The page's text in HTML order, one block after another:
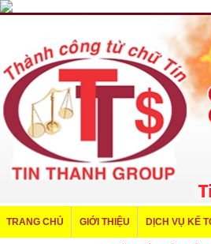
TRANG CHỦ GIỚI THIỆU DỊCH VỤ KẾ